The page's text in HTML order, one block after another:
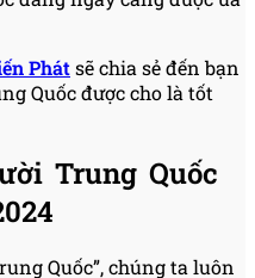
Phátsẽ chia sẻ đến bạn
Quốc được cho là tốt
Trung Quốc
Quốc”, chúng ta luôn